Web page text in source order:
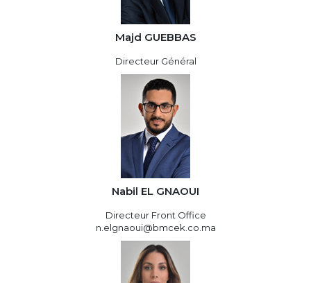
Majd GUEBBAS
Directeur Général
Nabil EL GNAOUI
Directeur Front Office
n.elgnaoui@bmcek.co.ma